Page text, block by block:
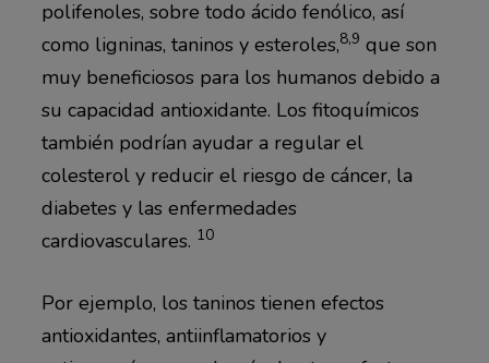
polifenoles, sobre todo ácido fenólico, así
como ligninas, taninos y esteroles,8,9 que son
muy beneficiosos para los humanos debido a
su capacidad antioxidante. Los fitoquímicos
también podrían ayudar a regular el
colesterol y reducir el riesgo de cáncer, la
diabetes y las enfermedades
cardiovasculares. 10
Por ejemplo, los taninos tienen efectos
antioxidantes, antiinflamatorios y